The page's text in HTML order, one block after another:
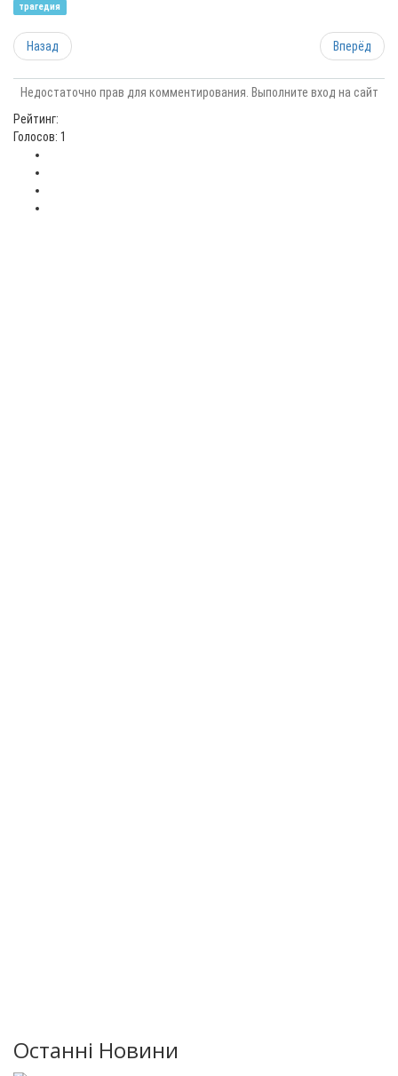
трагедия
Назад Вперёд
Недостаточно прав для комментирования. Выполните вход на сайт
Рейтинг:
Голосов: 1
Останні Новини